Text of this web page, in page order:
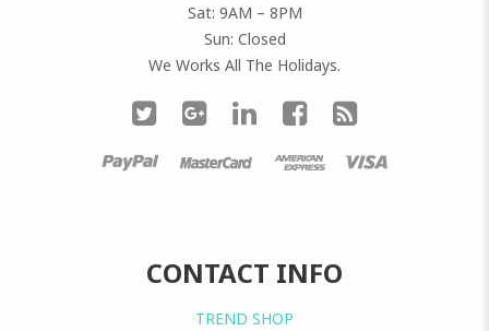
Sat: 9AM – 8PM
Sun: Closed
We Works All The Holidays.
CONTACT INFO
TREND SHOP